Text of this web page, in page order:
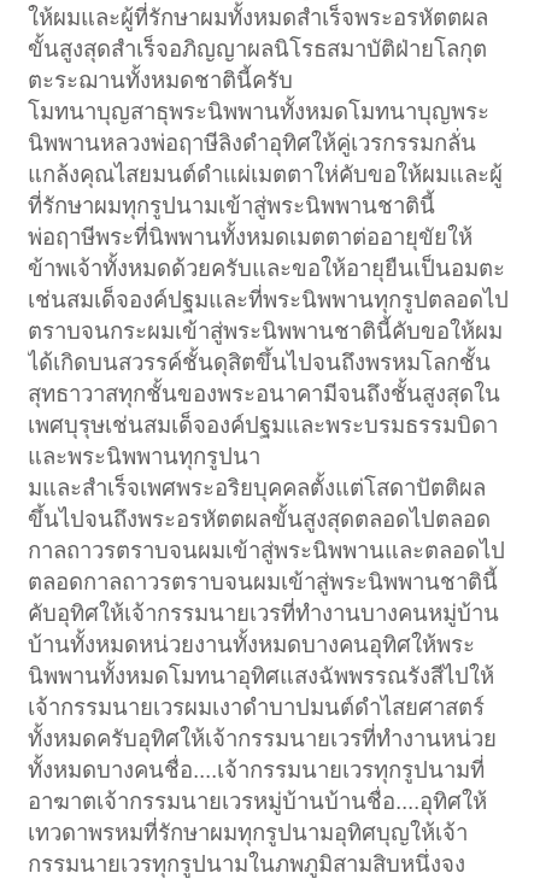
ให้ผมและผู้ที่รักษาผมทั้งหมดสำเร็จพระอรหัตตผล
ขั้นสูงสุดสำเร็จอภิญญาผลนิโรธสมาบัติฝ่ายโลกุต
ตะระฌานทั้งหมดชาตินี้ครับ
โมทนาบุญสาธุพระนิพพานทั้งหมดโมทนาบุญพระ
นิพพานหลวงพ่อฤาษีลิงดำอุทิศให้คู่เวรกรรมกลั่น
แกล้งคุณไสยมนต์ดำแผ่เมตตาให่คับขอให้ผมและผู้
ที่รักษาผมทุกรูปนามเข้าสู่พระนิพพานชาตินี้
พ่อฤาษีพระที่นิพพานทั้งหมดเมตตาต่ออายุขัยให้
ข้าพเจ้าทั้งหมดด้วยครับและขอให้อายุยืนเป็นอมตะ
เช่นสมเด็จองค์ปฐมและที่พระนิพพานทุกรูปตลอดไป
ตราบจนกระผมเข้าสู่พระนิพพานชาตินี้คับขอให้ผม
ได้เกิดบนสวรรค์ชั้นดุสิตขึ้นไปจนถึงพรหมโลกชั้น
สุทธาวาสทุกชั้นของพระอนาคามีจนถึงชั้นสูงสุดใน
เพศบุรุษเช่นสมเด็จองค์ปฐมและพระบรมธรรมบิดา
และพระนิพพานทุกรูปนา
มและสำเร็จเพศพระอริยบุคคลตั้งแต่โสดาปัตติผล
ขึ้นไปจนถึงพระอรหัตตผลขั้นสูงสุดตลอดไปตลอด
กาลถาวรตราบจนผมเข้าสู่พระนิพพานและตลอดไป
ตลอดกาลถาวรตราบจนผมเข้าสู่พระนิพพานชาตินี้
คับอุทิศให้เจ้ากรรมนายเวรที่ทำงานบางคนหมู่บ้าน
บ้านทั้งหมดหน่วยงานทั้งหมดบางคนอุทิศให้พระ
นิพพานทั้งหมดโมทนาอุทิศแสงฉัพพรรณรังสีไปให้
เจ้ากรรมนายเวรผมเงาดำบาปมนต์ดำไสยศาสตร์
ทั้งหมดครับอุทิศให้เจ้ากรรมนายเวรที่ทำงานหน่วย
ทั้งหมดบางคนชื่อ....เจ้ากรรมนายเวรทุกรูปนามที่
อาฆาตเจ้ากรรมนายเวรหมู่บ้านบ้านชื่อ....อุทิศให้
เทวดาพรหมที่รักษาผมทุกรูปนามอุทิศบุญให้เจ้า
กรรมนายเวรทุกรูปนามในภพภูมิสามสิบหนึ่งจง